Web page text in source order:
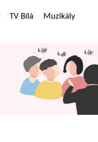
TV Bílá Muzikály